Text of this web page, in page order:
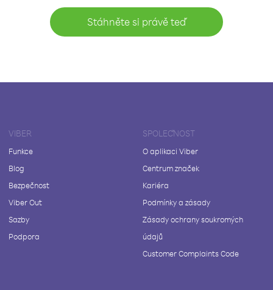
Stáhněte si právě teď
VIBER
Funkce
Blog
Bezpečnost
Viber Out
Sazby
Podpora
SPOLEČNOST
O aplikaci Viber
Centrum značek
Kariéra
Podmínky a zásady
Zásady ochrany soukromých
údajů
Customer Complaints Code